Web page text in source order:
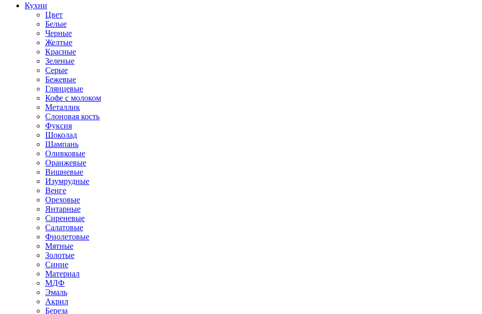
Кухни
Цвет
Белые
Черные
Желтые
Красные
Зеленые
Серые
Бежевые
Глянцевые
Кофе с молоком
Металлик
Слоновая кость
Фуксия
Шоколад
Шампань
Оливковые
Оранжевые
Вишневые
Изумрудные
Венге
Ореховые
Янтарные
Сиреневые
Салатовые
Фиолетовые
Мятные
Золотые
Синие
Материал
МДФ
Эмаль
Акрил
Береза